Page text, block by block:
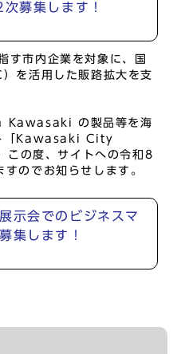
募集します！
す市内企業を対象に、国
を活用した販路拡大を支
Kawasaki の製品等を海
「Kawasaki City
この度、サイトへの令和8
のでお知らせします。
示会でのビジネスマ
集します！